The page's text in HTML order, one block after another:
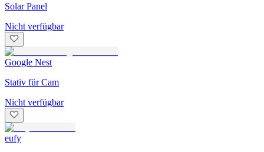
Solar Panel
Nicht verfügbar
Google Nest
Stativ für Cam
Nicht verfügbar
eufy